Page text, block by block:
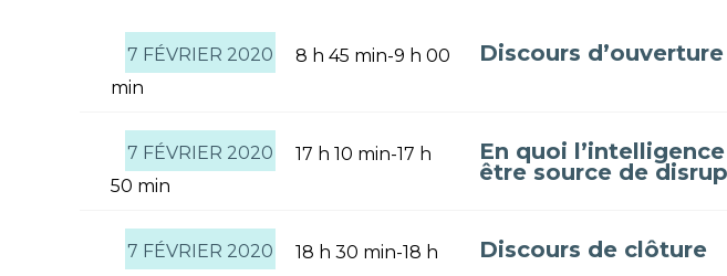
7 FÉVRIER 2020
8 h 45 min-9 h 00
min
Discours d’ouverture
7 FÉVRIER 2020
17 h 10 min-17 h
50 min
En quoi
être source de
7 FÉVRIER 2020
18 h 30 min-18 h
Discours de clôture